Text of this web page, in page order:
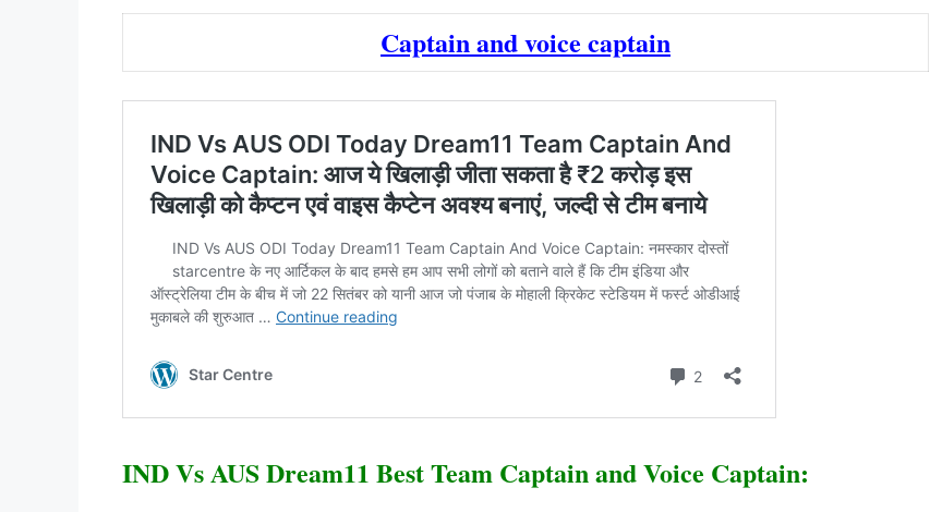
Captain and voice captain
IND Vs AUS Dream11 Best Team Captain and Voice Captain: